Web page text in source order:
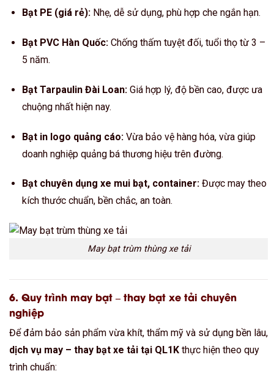
Bạt PE (giá rẻ):Nhẹ, dễ sử dụng, phù hợp che ngắn hạn.
Bạt PVC Hàn Quốc:Chống thấm tuyệt đối, tuổi thọ từ 3 –
5 năm.
Bạt Tarpaulin Đài Loan:Giá hợp lý, độ bền cao, được ưa
chuộng nhất hiện nay.
Bạt in logo quảng cáo:Vừa bảo vệ hàng hóa, vừa giúp
doanh nghiệp quảng bá thương hiệu trên đường.
Bạt chuyên dụng xe mui bạt, container:Được may theo
kích thước chuẩn, bền chắc, an toàn.
May bạt trùm thùng xe tải
6. Quy trình may bạt – thay bạt xe tải chuyên
nghiệp
Để đảm bảo sản phẩm vừa khít, thẩm mỹ và sử dụng bền lâu,
dịch vụ may – thay bạt xe tải tại QL1K thực hiện theo quy
trình chuẩn: